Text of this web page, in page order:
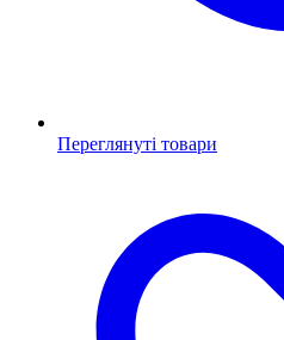
Переглянуті товари